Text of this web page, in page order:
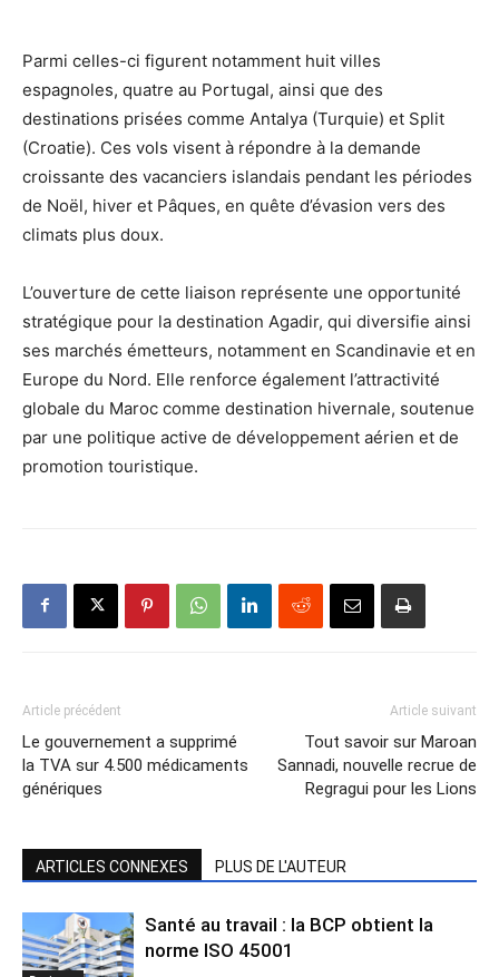
Parmi celles-ci figurent notamment huit villes
espagnoles, quatre au Portugal, ainsi que des
destinations prisées comme Antalya (Turquie) et Split
(Croatie). Ces vols visent à répondre à la demande
croissante des vacanciers islandais pendant les périodes
de Noël, hiver et Pâques, en quête d’évasion vers des
climats plus doux.
L’ouverture de cette liaison représente une opportunité
stratégique pour la destination Agadir, qui diversifie ainsi
ses marchés émetteurs, notamment en Scandinavie et en
Europe du Nord. Elle renforce également l’attractivité
globale du Maroc comme destination hivernale, soutenue
par une politique active de développement aérien et de
promotion touristique.
Article précédent
Le gouvernement a supprimé
la TVA sur 4.500 médicaments
génériques
Article suivant
Tout savoir sur Maroan
Sannadi, nouvelle recrue de
Regragui pour les Lions
ARTICLES CONNEXES PLUS DE L'AUTEUR
Santé au travail : la BCP obtient la
norme ISO 45001